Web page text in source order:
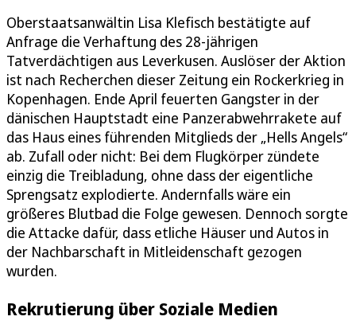
Oberstaatsanwältin Lisa Klefisch bestätigte auf
Anfrage die Verhaftung des 28-jährigen
Tatverdächtigen aus Leverkusen. Auslöser der Aktion
ist nach Recherchen dieser Zeitung ein Rockerkrieg in
Kopenhagen. Ende April feuerten Gangster in der
dänischen Hauptstadt eine Panzerabwehrrakete auf
das Haus eines führenden Mitglieds der „Hells Angels“
ab. Zufall oder nicht: Bei dem Flugkörper zündete
einzig die Treibladung, ohne dass der eigentliche
Sprengsatz explodierte. Andernfalls wäre ein
größeres Blutbad die Folge gewesen. Dennoch sorgte
die Attacke dafür, dass etliche Häuser und Autos in
der Nachbarschaft in Mitleidenschaft gezogen
wurden.
Rekrutierung über Soziale Medien